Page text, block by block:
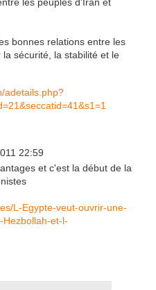
bonnes relations entre les
sécurité, la stabilité et le
adetails.php?
22:59
et c'est la début de la
L-Egypte-veut-ouvrir-une-
et-l-